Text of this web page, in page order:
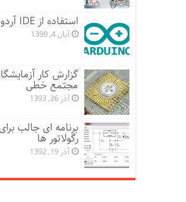
استفاده از IDE آردوینو
آبان 4, 1399
گزارش کار
مجتمع خطی
آذر 26, 1393
برنامه ای جالب
رگولاتور ها
آذر 19, 1392